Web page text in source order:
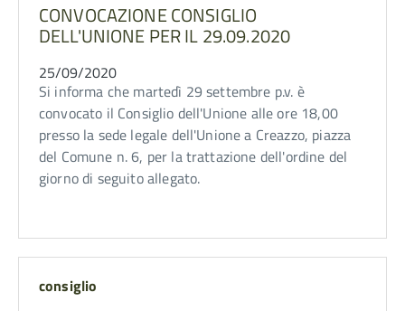
CONVOCAZIONE CONSIGLIO
DELL'UNIONE PER IL 29.09.2020
25/09/2020
Si informa che martedì 29 settembre p.v. è
convocato il Consiglio dell'Unione alle ore 18,00
presso la sede legale dell'Unione a Creazzo, piazza
del Comune n. 6, per la trattazione dell'ordine del
giorno di seguito allegato.
consiglio